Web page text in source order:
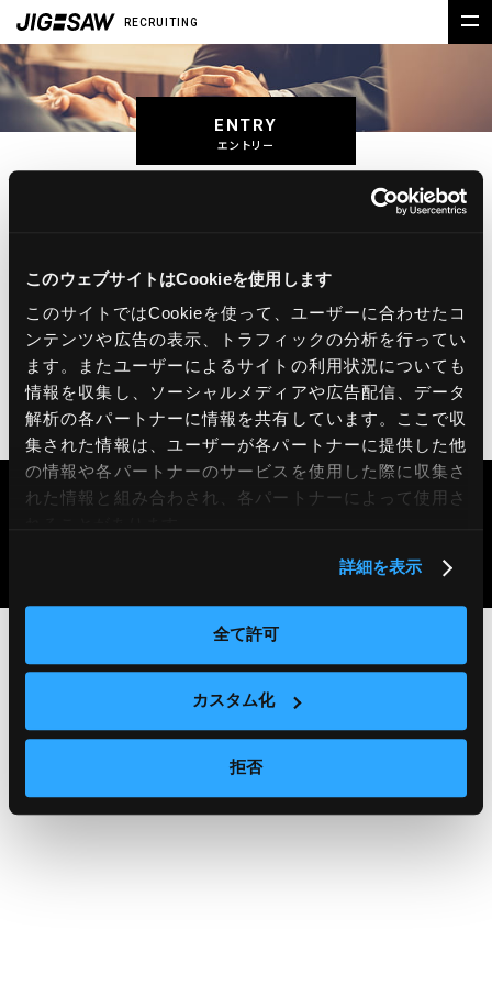
このウェブサイトはCookieを使用します
このサイトではCookieを使って、ユーザーに合わせたコ
ンテンツや広告の表示、トラフィックの分析を行ってい
ます。またユーザーによるサイトの利用状況についても
情報を収集し、ソーシャルメディアや広告配信、データ
解析の各パートナーに情報を共有しています。ここで収
集された情報は、ユーザーが各パートナーに提供した他
の情報や各パートナーのサービスを使用した際に収集さ
れた情報と組み合わされ、各パートナーによって使用さ
詳細を表示
全て許可
カスタム化
拒否
RECRUITING
ENTRY
エントリー
キャリア採用
CONTACT